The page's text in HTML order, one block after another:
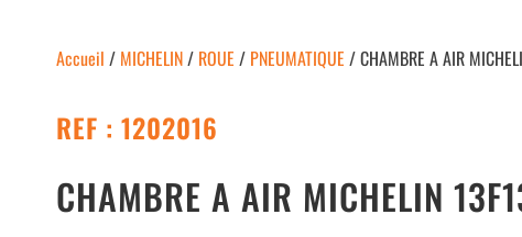
Accueil / MICHELIN/ ROUE / PNEUMATIQUE / CHAMBRE A AIR
REF : 1202016
CHAMBRE A AIR MICHELIN